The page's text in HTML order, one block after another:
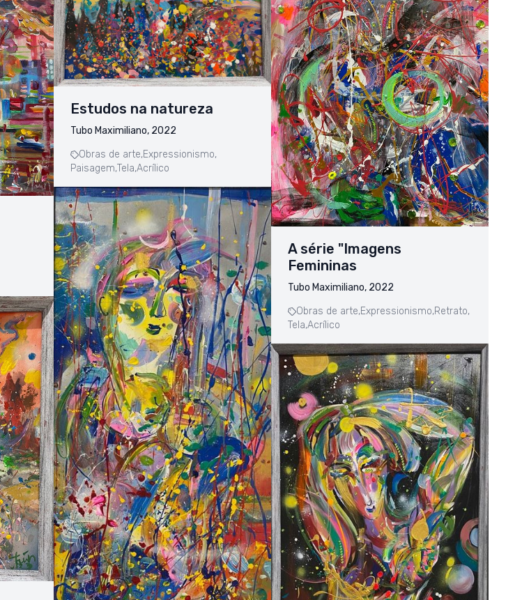
Estudos na natureza
Tubo Maximiliano, 2022
Obras de arte,Expressionismo,
Paisagem,Tela,Acrílico
A série "Imagens
Femininas
Tubo Maximiliano, 2022
Obras de arte,Expressionismo,Retrato,
Tela,Acrílico